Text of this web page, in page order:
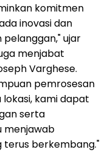
komitmen
inovasi dan
ujar
menjabat
Varghese.
pemrosesan
kami dapat
serta
menjawab
terus berkembang."